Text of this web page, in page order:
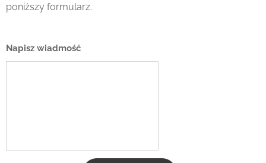
poniższy formularz.
Napisz wiadmość